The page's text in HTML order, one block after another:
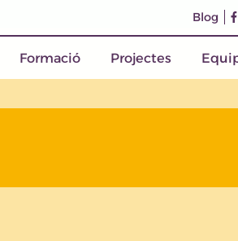
Blog
Formació Projectes